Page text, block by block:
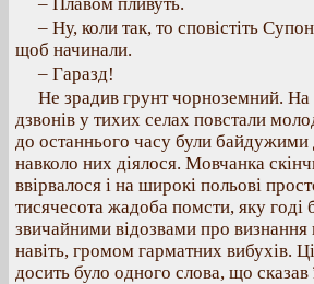
– Ну, коли так, то сповістіть
щоб начинали.
– Гаразд!
Не зрадив грунт чорноземний. На
дзвонів у тихих селах повстали
до останнього часу були
навколо них діялося. Мовчанка
ввірвалося і на широкі польові
тисячесота жадоба помсти, яку годі
звичайними відозвами про визнання
навіть, громом гарматних вибухів.
досить було одного слова, що сказав